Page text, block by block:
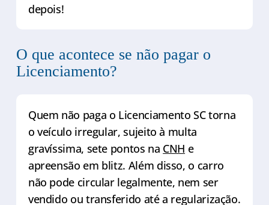
depois!
O que acontece se não pagar o
Licenciamento?
Quem não paga o Licenciamento SC torna
o veículo irregular, sujeito à multa
gravíssima, sete pontos na CNH e
apreensão em blitz. Além disso, o carro
não pode circular legalmente, nem ser
vendido ou transferido até a regularização.